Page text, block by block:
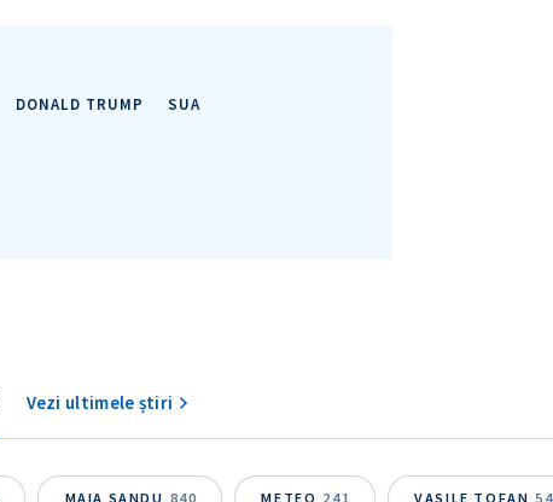
DONALD TRUMP SUA
Vezi ultimele știri
MAIA SANDU 840 METEO 241 VASILE TOFAN 54